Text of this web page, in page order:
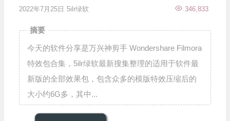
2022年7月25日 5ilr绿软 346,833
摘要
今天的软件分享是万兴神剪手 Wondershare Filmora
特效包合集，5ilr绿软最新搜集整理的适用于软件最
新版的全部效果包，包含众多的模版特效压缩后的
大小约6G多，其中...